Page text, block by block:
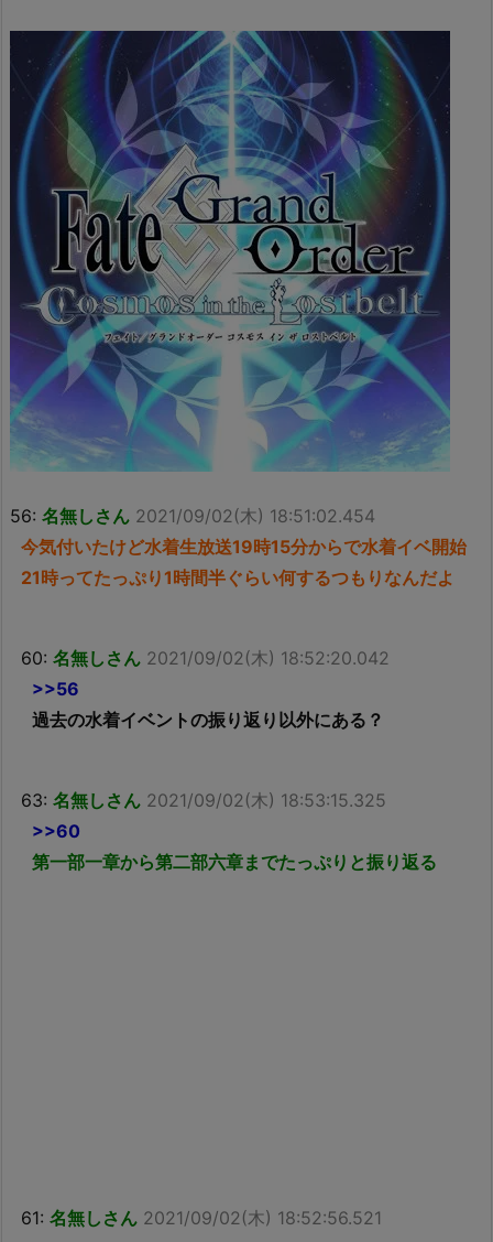
56: 名無しさん 2021/09/02(木) 18:51:02.454
今気付いたけど水着生放送19時15分からで水着イベ開始
21時ってたっぷり1時間半ぐらい何するつもりなんだよ
60: 名無しさん 2021/09/02(木) 18:52:20.042
>>56
過去の水着イベントの振り返り以外にある？
63: 名無しさん 2021/09/02(木) 18:53:15.325
>>60
第一部一章から第二部六章までたっぷりと振り返る
61: 名無しさん 2021/09/02(木) 18:52:56.521